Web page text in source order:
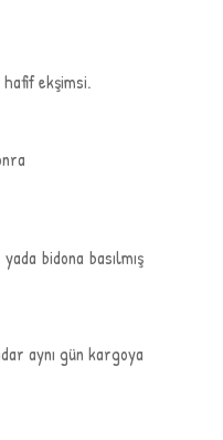
ekşimsi.
bidona basılmış
aynı gün kargoya